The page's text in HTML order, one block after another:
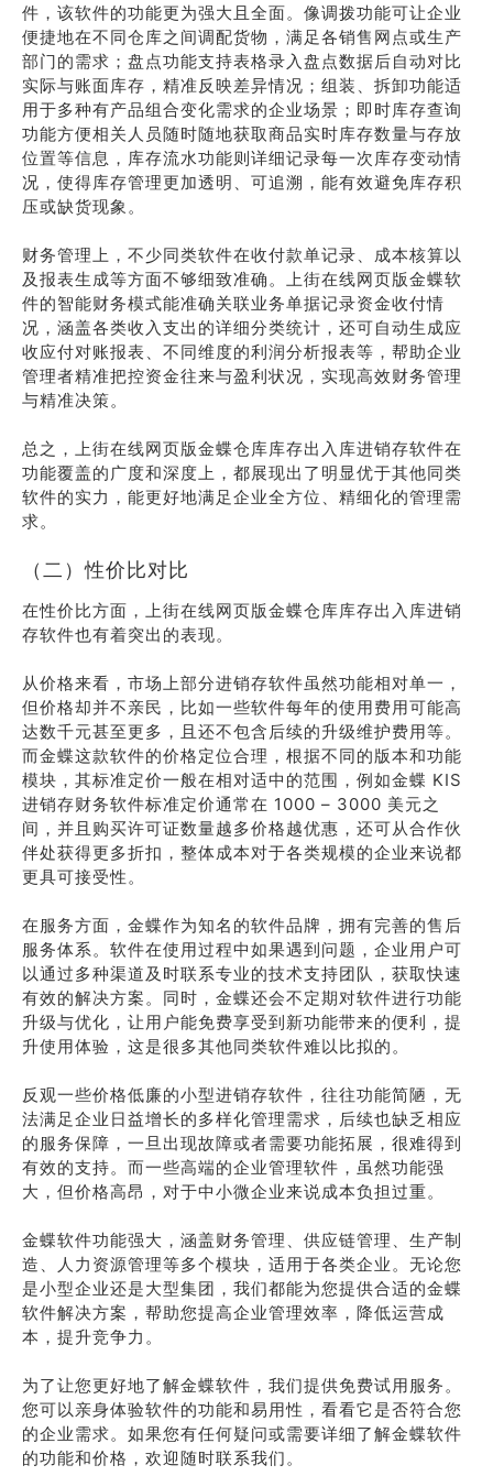
件，该软件的功能更为强大且全面。像调拨功能可让企业
便捷地在不同仓库之间调配货物，满足各销售网点或生产
部门的需求；盘点功能支持表格录入盘点数据后自动对比
实际与账面库存，精准反映差异情况；组装、拆卸功能适
用于多种有产品组合变化需求的企业场景；即时库存查询
功能方便相关人员随时随地获取商品实时库存数量与存放
位置等信息，库存流水功能则详细记录每一次库存变动情
况，使得库存管理更加透明、可追溯，能有效避免库存积
压或缺货现象。
财务管理上，不少同类软件在收付款单记录、成本核算以
及报表生成等方面不够细致准确。上街在线网页版金蝶软
件的智能财务模式能准确关联业务单据记录资金收付情
况，涵盖各类收入支出的详细分类统计，还可自动生成应
收应付对账报表、不同维度的利润分析报表等，帮助企业
管理者精准把控资金往来与盈利状况，实现高效财务管理
与精准决策。
总之，上街在线网页版金蝶仓库库存出入库进销存软件在
功能覆盖的广度和深度上，都展现出了明显优于其他同类
软件的实力，能更好地满足企业全方位、精细化的管理需
求。
（二）性价比对比
在性价比方面，上街在线网页版金蝶仓库库存出入库进销
存软件也有着突出的表现。
从价格来看，市场上部分进销存软件虽然功能相对单一，
但价格却并不亲民，比如一些软件每年的使用费用可能高
达数千元甚至更多，且还不包含后续的升级维护费用等。
而金蝶这款软件的价格定位合理，根据不同的版本和功能
模块，其标准定价一般在相对适中的范围，例如金蝶 KIS
进销存财务软件标准定价通常在 1000 – 3000 美元之
间，并且购买许可证数量越多价格越优惠，还可从合作伙
伴处获得更多折扣，整体成本对于各类规模的企业来说都
更具可接受性。
在服务方面，金蝶作为知名的软件品牌，拥有完善的售后
服务体系。软件在使用过程中如果遇到问题，企业用户可
以通过多种渠道及时联系专业的技术支持团队，获取快速
有效的解决方案。同时，金蝶还会不定期对软件进行功能
升级与优化，让用户能免费享受到新功能带来的便利，提
升使用体验，这是很多其他同类软件难以比拟的。
反观一些价格低廉的小型进销存软件，往往功能简陋，无
法满足企业日益增长的多样化管理需求，后续也缺乏相应
的服务保障，一旦出现故障或者需要功能拓展，很难得到
有效的支持。而一些高端的企业管理软件，虽然功能强
大，但价格高昂，对于中小微企业来说成本负担过重。
金蝶软件功能强大，涵盖财务管理、供应链管理、生产制
造、人力资源管理等多个模块，适用于各类企业。无论您
是小型企业还是大型集团，我们都能为您提供合适的金蝶
软件解决方案，帮助您提高企业管理效率，降低运营成
本，提升竞争力。
为了让您更好地了解金蝶软件，我们提供免费试用服务。
您可以亲身体验软件的功能和易用性，看看它是否符合您
的企业需求。如果您有任何疑问或需要详细了解金蝶软件
的功能和价格，欢迎随时联系我们。